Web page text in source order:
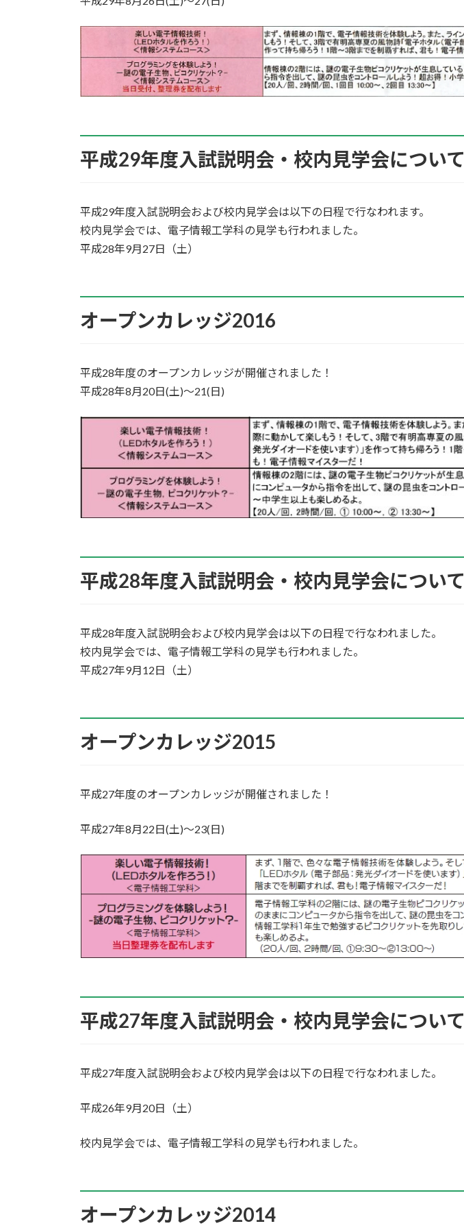
平成29年度入試説明会・校内見学会について
平成29年度入試説明会および校内見学会は以下の日程で行なわれます。
校内見学会では、電子情報工学科の見学も行われました。
平成28年9月27日（土）
オープンカレッジ2016
平成28年度のオープンカレッジが開催されました！
平成28年8月20日(土)～21(日)
平成28年度入試説明会・校内見学会について
平成28年度入試説明会および校内見学会は以下の日程で行なわれました。
校内見学会では、電子情報工学科の見学も行われました。
平成27年9月12日（土）
オープンカレッジ2015
平成27年度のオープンカレッジが開催されました！
平成27年8月22日(土)～23(日)
平成27年度入試説明会・校内見学会について
平成27年度入試説明会および校内見学会は以下の日程で行なわれました。
平成26年9月20日（土）
校内見学会では、電子情報工学科の見学も行われました。
オープンカレッジ2014